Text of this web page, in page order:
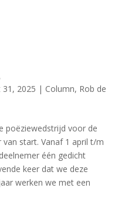
2025 | Column, Rob de
poëziewedstrijd voor de
start. Vanaf 1 april t/m
één gedicht
keer dat we deze
werken we met een